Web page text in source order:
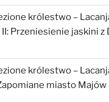
królestwo –
Przeniesienie jaskini z
królestwo –
Zapomiane miasto Majów